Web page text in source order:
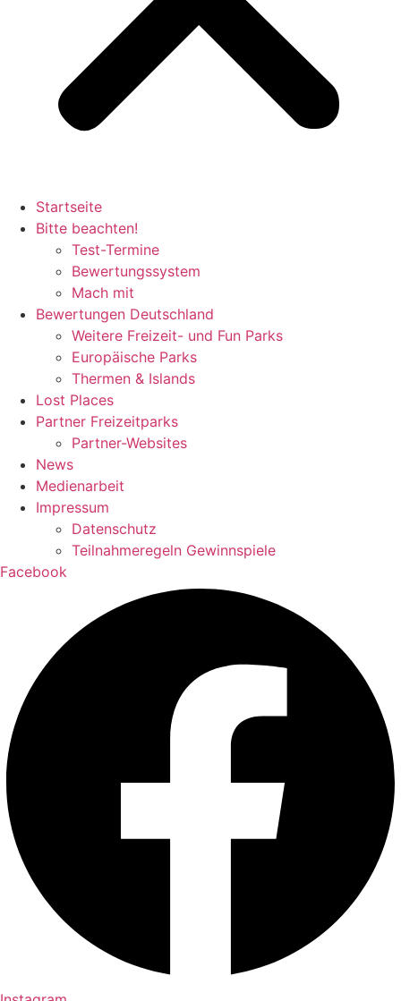
Startseite
Bitte beachten!
Test-Termine
Bewertungssystem
Mach mit
Bewertungen Deutschland
Weitere Freizeit- und Fun Parks
Europäische Parks
Thermen & Islands
Lost Places
Partner Freizeitparks
Partner-Websites
News
Medienarbeit
Impressum
Datenschutz
Teilnahmeregeln Gewinnspiele
Facebook